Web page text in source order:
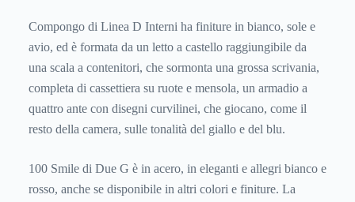
Compongo di Linea D Interni ha finiture in bianco, sole e
avio, ed è formata da un letto a castello raggiungibile da
una scala a contenitori, che sormonta una grossa scrivania,
completa di cassettiera su ruote e mensola, un armadio a
quattro ante con disegni curvilinei, che giocano, come il
resto della camera, sulle tonalità del giallo e del blu.
100 Smile di Due G è in acero, in eleganti e allegri bianco e
rosso, anche se disponibile in altri colori e finiture. La